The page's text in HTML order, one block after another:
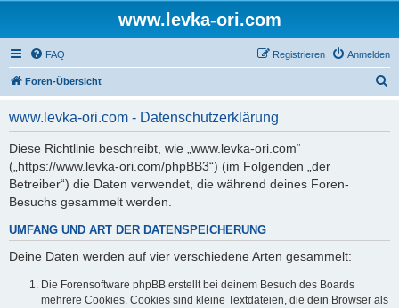
www.levka-ori.com
FAQ Anmelden
Registrieren
Foren-Übersicht
www.levka-ori.com - Datenschutzerklärung
Diese Richtlinie beschreibt, wie „www.levka-ori.com“
(„https://www.levka-ori.com/phpBB3“) (im Folgenden „der
Betreiber“) die Daten verwendet, die während deines Foren-
Besuchs gesammelt werden.
UMFANG UND ART DER DATENSPEICHERUNG
Deine Daten werden auf vier verschiedene Arten gesammelt:
Die Forensoftware phpBB erstellt bei deinem Besuch des Boards
mehrere Cookies. Cookies sind kleine Textdateien, die dein Browser als